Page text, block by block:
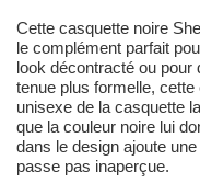
Cette casquette noire
le complément parfait
look décontracté ou pour
tenue plus formelle,
unisexe de la casquette
que la couleur noire lui
dans le design ajoute
passe pas inaperçue.